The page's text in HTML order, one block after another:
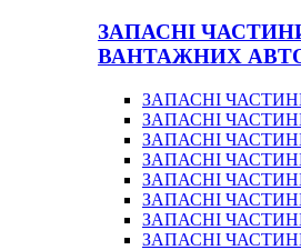
ЗАПАСНІ
ВАНТАЖНИХ
ЗАПАСНІ
ЗАПАСНІ
ЗАПАСНІ
ЗАПАСНІ
ЗАПАСНІ
ЗАПАСНІ
ЗАПАСНІ
ЗАПАСНІ